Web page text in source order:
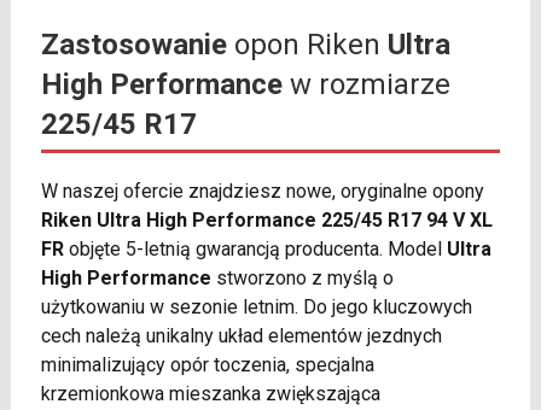
Zastosowanieopon Riken Ultra
High Performancew rozmiarze
225/45 R17
W naszej ofercie znajdziesz nowe, oryginalne opony
Riken Ultra High Performance 225/45 R17 94 V XL
FRobjęte 5-letnią gwarancją producenta. Model Ultra
High Performance stworzono z myślą o
użytkowaniu w sezonie letnim. Do jego kluczowych
cech należą unikalny układ elementów jezdnych
minimalizujący opór toczenia, specjalna
krzemionkowa mieszanka zwiększająca